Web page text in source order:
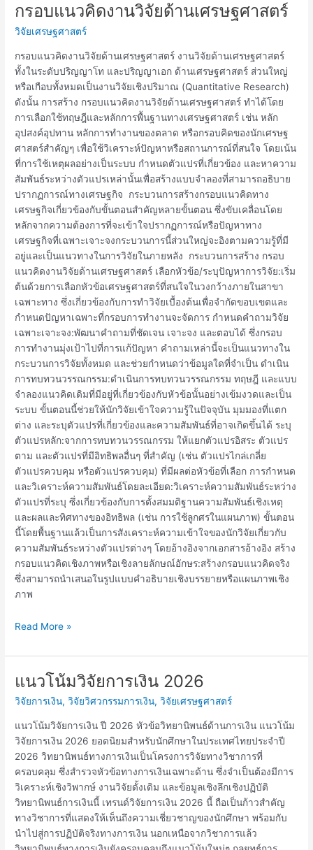
กรอบแนวคิดงานวิจัยด้านเศรษฐศาสตร์
วิจัยเศรษฐศาสตร์
กรอบแนวคิดงานวิจัยด้านเศรษฐศาสตร์ งานวิจัยด้านเศรษฐศาสตร์
ทั้งในระดับปริญญาโท และปริญญาเอก ด้านเศรษฐศาสตร์ ส่วนใหญ่
หรือเกือบทั้งหมดเป็นงานวิจัยเชิงปริมาณ (Quantitative Research)
ดังนั้น การสร้าง กรอบแนวคิดงานวิจัยด้านเศรษฐศาสตร์ ทำได้โดย
การเลือกใช้ทฤษฎีและหลักการพื้นฐานทางเศรษฐศาสตร์ เช่น หลัก
อุปสงค์อุปทาน หลักการทำงานของตลาด หรือกรอบคิดของนักเศรษฐ
ศาสตร์สำคัญๆ เพื่อใช้วิเคราะห์ปัญหาหรือสถานการณ์ที่สนใจ โดยเน้น
ที่การใช้เหตุผลอย่างเป็นระบบ กำหนดตัวแปรที่เกี่ยวข้อง และหาความ
สัมพันธ์ระหว่างตัวแปรเหล่านั้นเพื่อสร้างแบบจำลองที่สามารถอธิบาย
ปรากฏการณ์ทางเศรษฐกิจ กระบวนการสร้างกรอบแนวคิดทาง
เศรษฐกิจเกี่ยวข้องกับขั้นตอนสำคัญหลายขั้นตอน ซึ่งขับเคลื่อนโดย
หลักจากความต้องการที่จะเข้าใจปรากฏการณ์หรือปัญหาทาง
เศรษฐกิจที่เฉพาะเจาะจงกระบวนการนี้ส่วนใหญ่จะอิงตามความรู้ที่มี
อยู่และเป็นแนวทางในการวิจัยในภายหลัง กระบวนการสร้าง กรอบ
แนวคิดงานวิจัยด้านเศรษฐศาสตร์ เลือกหัวข้อ/ระบุปัญหาการวิจัย:เริ่ม
ต้นด้วยการเลือกหัวข้อเศรษฐศาสตร์ที่สนใจในวงกว้างภายในสาขา
เฉพาะทาง ซึ่งเกี่ยวข้องกับการทำวิจัยเบื้องต้นเพื่อจำกัดขอบเขตและ
กำหนดปัญหาเฉพาะที่กรอบการทำงานจะจัดการ กำหนดคำถามวิจัย
เฉพาะเจาะจง:พัฒนาคำถามที่ชัดเจน เจาะจง และตอบได้ ซึ่งกรอบ
การทำงานมุ่งเป้าไปที่การแก้ปัญหา คำถามเหล่านี้จะเป็นแนวทางใน
กระบวนการวิจัยทั้งหมด และช่วยกำหนดว่าข้อมูลใดที่จำเป็น ดำเนิน
การทบทวนวรรณกรรม:ดำเนินการทบทวนวรรณกรรม ทฤษฎี และแบบ
จำลองแนวคิดเดิมที่มีอยู่ที่เกี่ยวข้องกับหัวข้อนั้นอย่างเข้มงวดและเป็น
ระบบ ขั้นตอนนี้ช่วยให้นักวิจัยเข้าใจความรู้ในปัจจุบัน มุมมองที่แตก
ต่าง และระบุตัวแปรที่เกี่ยวข้องและความสัมพันธ์ที่อาจเกิดขึ้นได้ ระบุ
ตัวแปรหลัก:จากการทบทวนวรรณกรรม ให้แยกตัวแปรอิสระ ตัวแปร
ตาม และตัวแปรที่มีอิทธิพลอื่นๆ ที่สำคัญ (เช่น ตัวแปรไกล่เกลี่ย
ตัวแปรควบคุม หรือตัวแปรควบคุม) ที่มีผลต่อหัวข้อที่เลือก การกำหนด
และวิเคราะห์ความสัมพันธ์โดยละเอียด:วิเคราะห์ความสัมพันธ์ระหว่าง
ตัวแปรที่ระบุ ซึ่งเกี่ยวข้องกับการตั้งสมมติฐานความสัมพันธ์เชิงเหตุ
และผลและทิศทางของอิทธิพล (เช่น การใช้ลูกศรในแผนภาพ) ขั้นตอน
นี้โดยพื้นฐานแล้วเป็นการสังเคราะห์ความเข้าใจของนักวิจัยเกี่ยวกับ
ความสัมพันธ์ระหว่างตัวแปรต่างๆ โดยอ้างอิงจากเอกสารอ้างอิง สร้าง
กรอบแนวคิดเชิงภาพหรือเชิงลายลักษณ์อักษร:สร้างกรอบแนวคิดจริง
ซึ่งสามารถนำเสนอในรูปแบบคำอธิบายเชิงบรรยายหรือแผนภาพเชิง
ภาพ
กรอบ
งาน
วิจัย
ด้าน
เศรษฐศาสตร์
Read More »
แนวโน้มวิจัยการเงิน 2026
วิจัยการเงิน,วิจัยวิศวกรรมการเงิน,วิจัยเศรษฐศาสตร์
แนวโน้มวิจัยการเงิน ปี 2026 หัวข้อวิทยานิพนธ์ด้านการเงิน แนวโน้ม
วิจัยการเงิน 2026 ยอดนิยมสำหรับนักศึกษาในประเทศไทยประจำปี
2026 วิทยานิพนธ์ทางการเงินเป็นโครงการวิจัยทางวิชาการที่
ครอบคลุม ซึ่งสำรวจหัวข้อทางการเงินเฉพาะด้าน ซึ่งจำเป็นต้องมีการ
วิเคราะห์เชิงวิพากษ์ งานวิจัยดั้งเดิม และข้อมูลเชิงลึกเชิงปฏิบัติ
วิทยานิพนธ์การเงินนี้ เทรนด์วิจัยการเงิน 2026 นี้ ถือเป็นก้าวสำคัญ
ทางวิชาการที่แสดงให้เห็นถึงความเชี่ยวชาญของนักศึกษา พร้อมกับ
นำไปสู่การปฏิบัติจริงทางการเงิน นอกเหนือจากวิชาการแล้ว
แนว
การ
เงิน
2026